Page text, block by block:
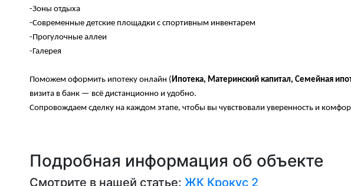
-Зоны отдыха
-Современные детские площадки с спортивным инвентарем
-Прогулочные аллеи
-Галерея
Поможем оформить ипотеку онлайн ( Ипотека, Материнский капитал, Семейная
визита в банк — всё дистанционно и удобно.
Сопровождаем сделку на каждом этапе, чтобы вы чувствовали уверенность и
Подробная информация об объекте
Смотрите в нашей статье: ЖК Крокус 2